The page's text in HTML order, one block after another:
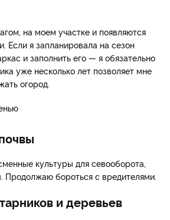
на моем участке и появляются
Если я запланировала на сезон
и заполнить его — я обязательно
уже несколько лет позволяет мне
огород.
культуры для севооборота,
Продолжаю бороться с вредителями.
и деревьев